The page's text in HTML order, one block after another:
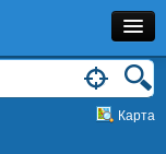
Карта